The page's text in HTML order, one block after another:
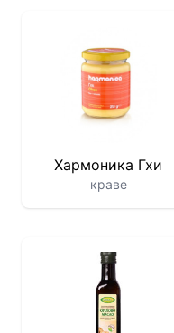
Хармоника Гхи
краве